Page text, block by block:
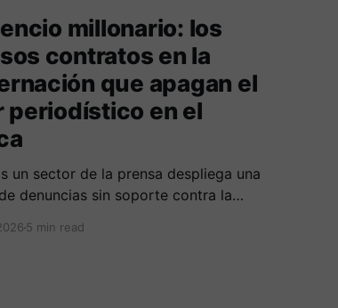
millonario: los
contratos en la
que apagan el
periodístico en el
un sector de la prensa despliega una
denuncias sin soporte contra la
oficiales revelan acuerdos por 140
5 min read